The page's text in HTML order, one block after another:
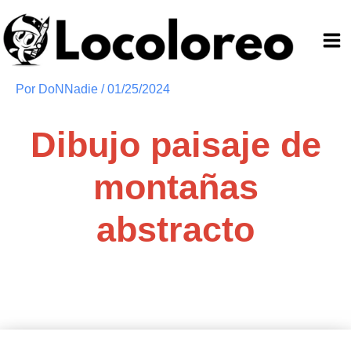
al
contenido
Por DoNNadie /01/25/2024
Dibujo paisaje de
montañas
abstracto